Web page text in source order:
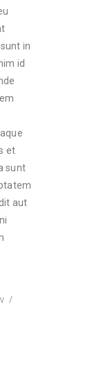
in
id
et
sunt
aut